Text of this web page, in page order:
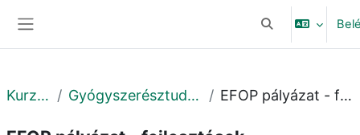
Keresési
Kurzusok Gyógyszerésztudományi Kar EFOP pályázat - fejlesztések